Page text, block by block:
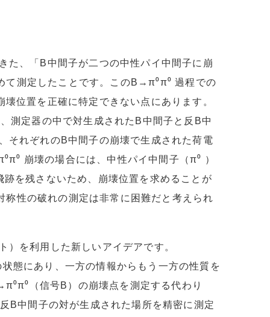
た、「B中間子が二つの中性パイ中間子に崩
測定したことです。このB→π⁰π⁰ 過程での
位置を正確に特定できない点にあります。
測定器の中で対生成されたB中間子と反B中
それぞれのB中間子の崩壊で生成された荷電
崩壊の場合には、中性パイ中間子（π⁰ ）
を残さないため、崩壊位置を求めることが
性の破れの測定は非常に困難だと考えられ
）を利用した新しいアイデアです。
態にあり、一方の情報からもう一方の性質を
（信号B）の崩壊点を測定する代わり
B中間子の対が生成された場所を精密に測定